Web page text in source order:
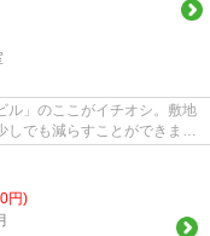
ル」のここがイチオシ。敷地
しでも減らすことができま
円)